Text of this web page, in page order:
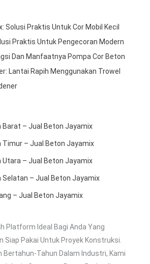
Solusi Praktis Untuk Cor Mobil Kecil
Praktis Untuk Pengecoran Modern
Dan Manfaatnya Pompa Cor Beton
Lantai Rapih Menggunakan Trowel
Barat – Jual Beton Jayamix
Timur – Jual Beton Jayamix
Utara – Jual Beton Jayamix
Selatan – Jual Beton Jayamix
– Jual Beton Jayamix
Platform Ideal Bagi Anda Yang
Siap Pakai Untuk Proyek Konstruksi.
Bertahun-Tahun Dalam Industri, Kami